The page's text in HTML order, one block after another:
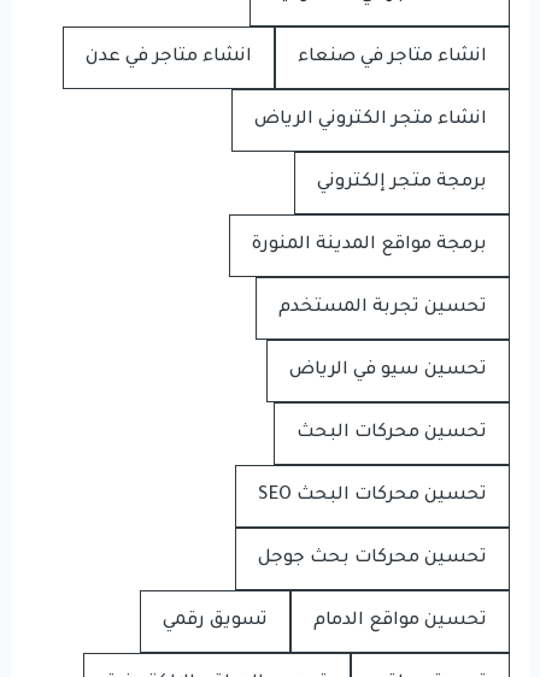
انشاء متاجر في صنعاء انشاء متاجر في عدن
انشاء متجر الكتروني الرياض
برمجة متجر إلكتروني
برمجة مواقع المدينة المنورة
تحسين تجربة المستخدم
تحسين سيو في الرياض
تحسين محركات البحث
تحسين محركات البحث SEO
تحسين محركات بحث جوجل
تحسين مواقع الدمام تسويق رقمي